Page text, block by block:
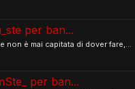
per ban...
non è mai capitata di dover fare,...
per ban...